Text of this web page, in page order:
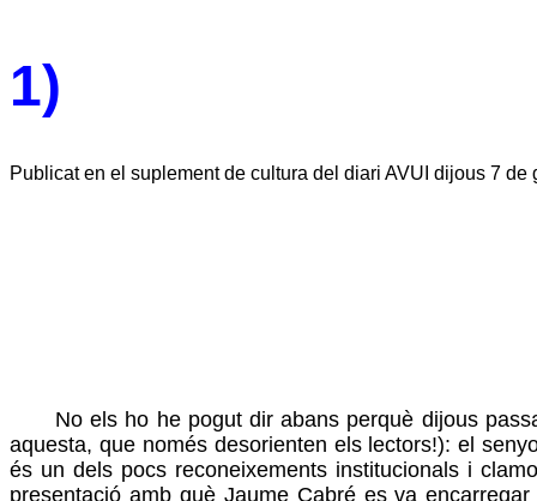
1)
Publicat en el suplement de cultura del diari AVUI dijous 7 de
No els ho he pogut dir abans perquè dijous
aquesta, que només desorienten els lectors!): el
és un dels pocs reconeixements institucionals i
presentació amb què Jaume Cabré es va